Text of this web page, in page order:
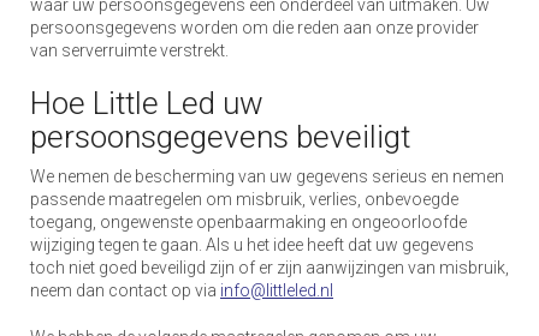
waar uw persoonsgegevens een onderdeel van uitmaken. Uw
persoonsgegevens worden om die reden aan onze provider
van serverruimte verstrekt.
Hoe Little Led uw
persoonsgegevens beveiligt
We nemen de bescherming van uw gegevens serieus en nemen
passende maatregelen om misbruik, verlies, onbevoegde
toegang, ongewenste openbaarmaking en ongeoorloofde
wijziging tegen te gaan. Als u het idee heeft dat uw gegevens
toch niet goed beveiligd zijn of er zijn aanwijzingen van misbruik,
neem dan contact op via info@littleled.nl